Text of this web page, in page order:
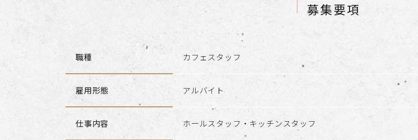
募集要項
職種 カフェスタッフ
雇用形態 アルバイト
仕事内容 ホールスタッフ・キッチンスタッフ